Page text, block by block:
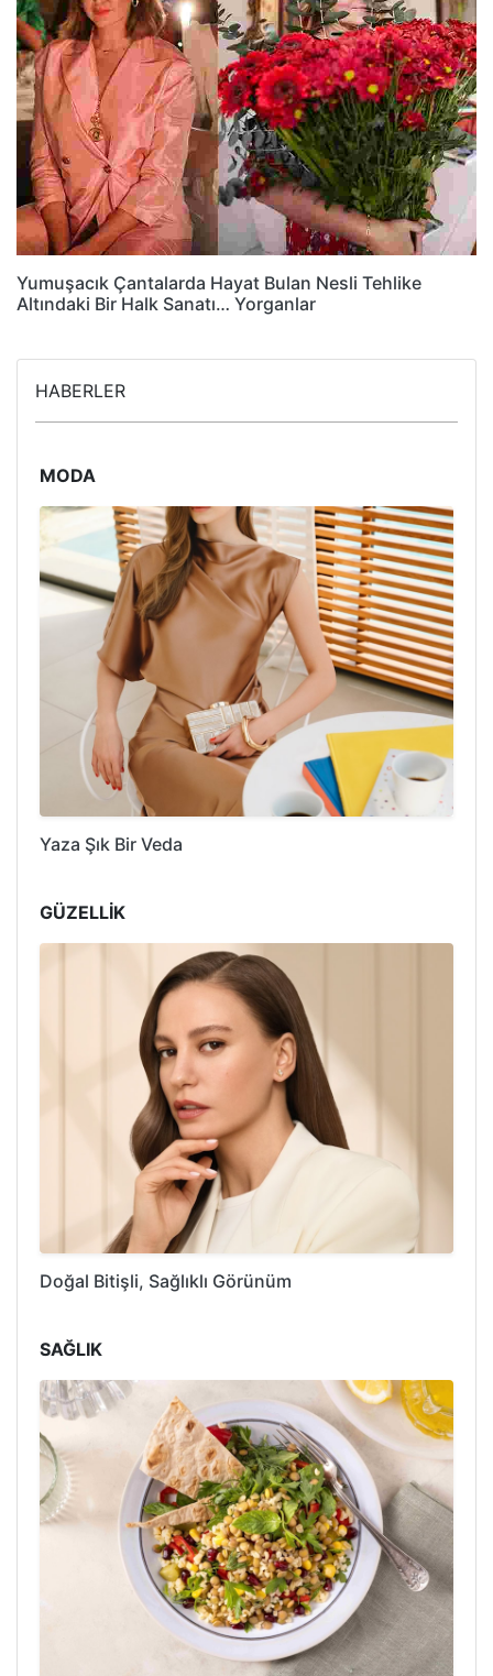
Yumuşacık Çantalarda Hayat Bulan Nesli Tehlike
Altındaki Bir Halk Sanatı… Yorganlar
HABERLER
MODA
Yaza Şık Bir Veda
GÜZELLİK
Doğal Bitişli, Sağlıklı Görünüm
SAĞLIK